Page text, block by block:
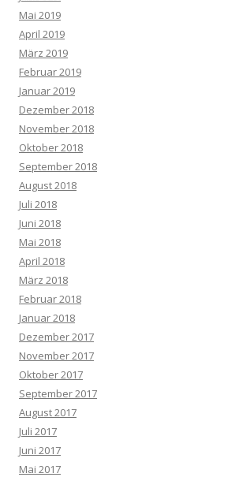
Mai 2019
April 2019
März 2019
Februar 2019
Januar 2019
Dezember 2018
November 2018
Oktober 2018
September 2018
August 2018
Juli 2018
Juni 2018
Mai 2018
April 2018
März 2018
Februar 2018
Januar 2018
Dezember 2017
November 2017
Oktober 2017
September 2017
August 2017
Juli 2017
Juni 2017
Mai 2017